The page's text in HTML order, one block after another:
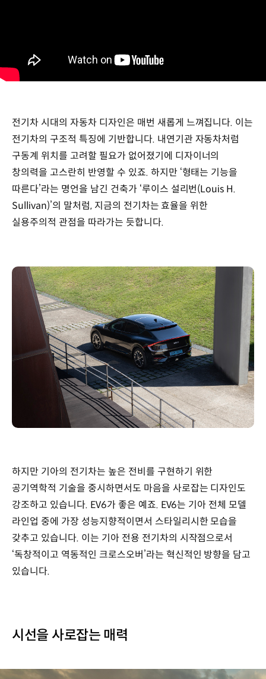
전기차 시대의 자동차 디자인은 매번 새롭게 느껴집니다. 이는
전기차의 구조적 특징에 기반합니다. 내연기관 자동차처럼
구동계 위치를 고려할 필요가 없어졌기에 디자이너의
창의력을 고스란히 반영할 수 있죠. 하지만 ‘형태는 기능을
따른다’라는 명언을 남긴 건축가 ‘루이스 설리번(Louis H.
Sullivan)’의 말처럼, 지금의 전기차는 효율을 위한
실용주의적 관점을 따라가는 듯합니다.
하지만 기아의 전기차는 높은 전비를 구현하기 위한
공기역학적 기술을 중시하면서도 마음을 사로잡는 디자인도
강조하고 있습니다. EV6가 좋은 예죠. EV6는 기아 전체 모델
라인업 중에 가장 성능지향적이면서 스타일리시한 모습을
갖추고 있습니다. 이는 기아 전용 전기차의 시작점으로서
‘독창적이고 역동적인 크로스오버’라는 혁신적인 방향을 담고
있습니다.
시선을 사로잡는 매력